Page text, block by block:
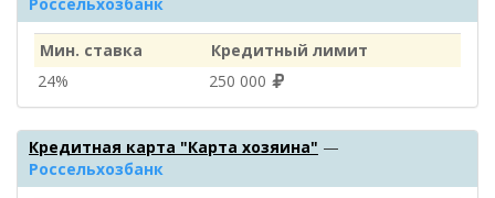
Мин. ставка
Кредитный лимит
24%
250 000
Кредитная карта "Карта хозяина" —
Россельхозбанк